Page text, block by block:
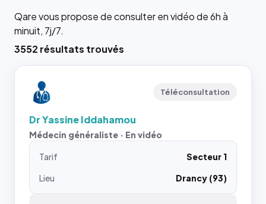
Qare vous propose de consulter en vidéo de 6h à
minuit, 7j/7.
3552 résultats trouvés
Téléconsultation
Dr Yassine Iddahamou
Médecin généraliste · En vidéo
Tarif
Secteur 1
Lieu
Drancy (93)